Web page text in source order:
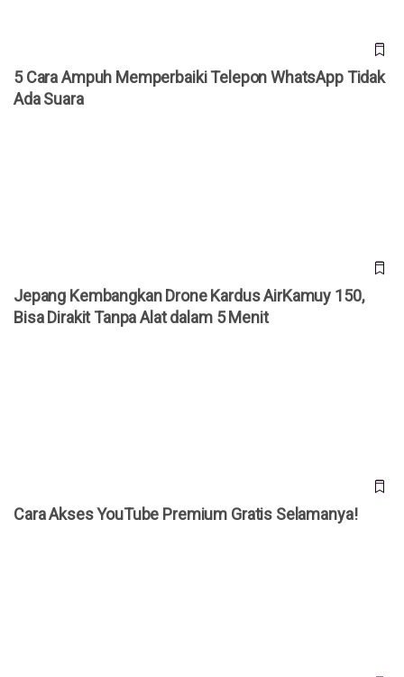
5 Cara Ampuh Memperbaiki Telepon WhatsApp Tidak
Ada Suara
Jepang Kembangkan Drone Kardus AirKamuy 150,
Bisa Dirakit Tanpa Alat dalam 5 Menit
Cara Akses YouTube Premium Gratis Selamanya!